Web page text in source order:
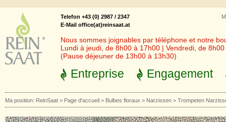
Telefon +43 (0) 2987 / 2347
E-Mail office(at)reinsaat.at
Nous sommes joignables par téléphone et notre
Lundi à jeudi, de 8h00 à 17h00 | Vendredi, de
(Pause déjeuner de 13h00 à 13h30)
Entreprise Engagement
Ma position: ReinSaat > Page d'accueil > Bulbes floraux > Narzissen > Trompeten